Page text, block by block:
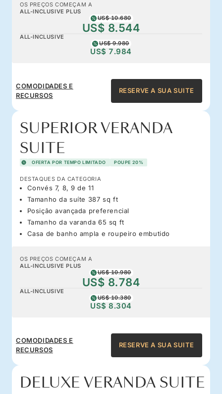
OS PREÇOS COMEÇAM A
ALL-INCLUSIVE PLUS
US$ 10.680
US$ 8.544
ALL-INCLUSIVE
US$ 9.980
US$ 7.984
COMODIDADES E
RECURSOS
RESERVE A SUA SUITE
SUPERIOR VERANDA
SUITE
OFERTA POR TEMPO LIMITADO POUPE 20%
DESTAQUES DA CATEGORIA
Convés 7, 8, 9 de 11
Tamanho da suíte 387 sq ft
Posição avançada preferencial
Tamanho da varanda 65 sq ft
Casa de banho ampla e roupeiro embutido
OS PREÇOS COMEÇAM A
ALL-INCLUSIVE PLUS
US$ 10.980
US$ 8.784
ALL-INCLUSIVE
US$ 10.380
US$ 8.304
COMODIDADES E
RECURSOS
RESERVE A SUA SUITE
DELUXE VERANDA SUITE